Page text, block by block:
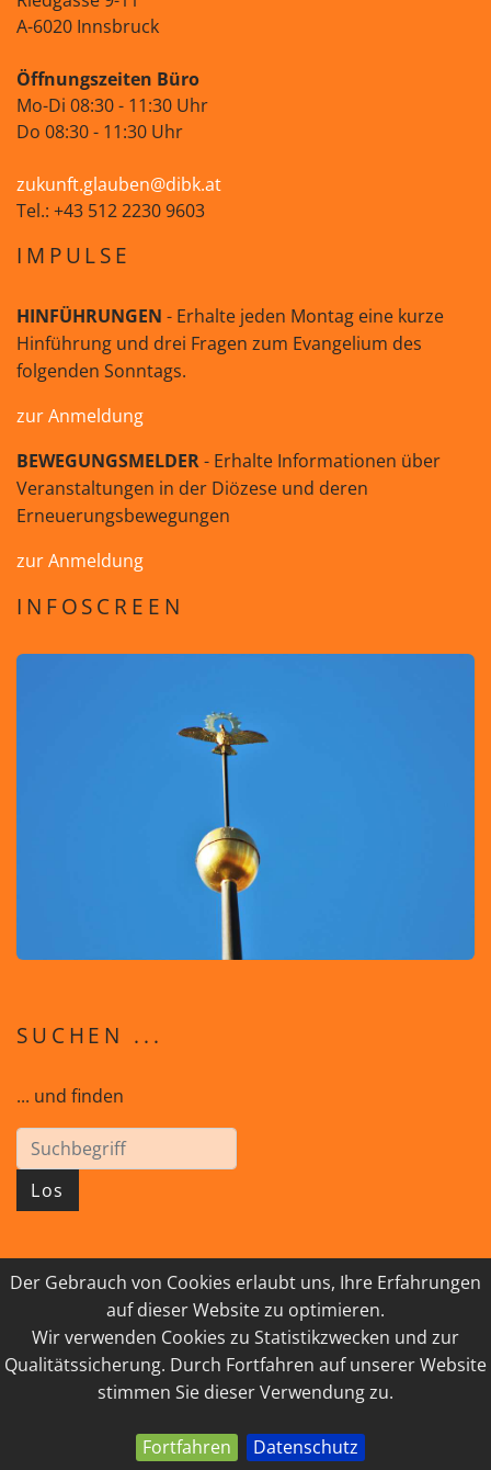
Der Gebrauch von Cookies erlaubt uns, Ihre Erfahrungen
auf dieser Website zu optimieren.
Wir verwenden Cookies zu Statistikzwecken und zur
Qualitätssicherung. Durch Fortfahren auf unserer Website
stimmen Sie dieser Verwendung zu.
Fortfahren Datenschutz
A-6020 Innsbruck
Öffnungszeiten Büro
Mo-Di 08:30 - 11:30 Uhr
Do 08:30 - 11:30 Uhr
zukunft.glauben@dibk.at
Tel.: +43 512 2230 9603
IMPULSE
HINFÜHRUNGEN - Erhalte jeden Montag eine kurze
Hinführung und drei Fragen zum Evangelium des
folgenden Sonntags.
zur Anmeldung
BEWEGUNGSMELDER- Erhalte Informationen über
Veranstaltungen in der Diözese und deren
Erneuerungsbewegungen
zur Anmeldung
INFOSCREEN
SUCHEN ...
... und finden
Los
© 2026 GEISTreich - Diözese Innsbruck
IMPRESSUM
LINKSAMMLUNG
DATENSCHUTZ
KONTAKT
powered by webEdition CMS